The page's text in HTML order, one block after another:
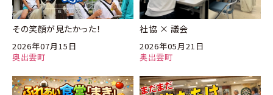
奥出雲町
2026年07月15日
その笑顔が見たかった！
奥出雲町
2026年05月21日
社協 × 議会